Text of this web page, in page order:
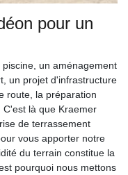
pour un
un aménagement
un projet d'infrastructure
route, la préparation
là que Kraemer
de terrassement
vous apporter notre
du terrain constitue la
pourquoi nous mettons